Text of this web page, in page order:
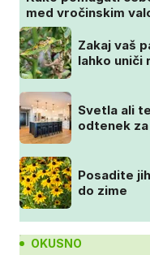
med vročinskim
Zakaj vaš
lahko uniči
Svetla ali
odtenek
Posadite
do zime
OKUSNO